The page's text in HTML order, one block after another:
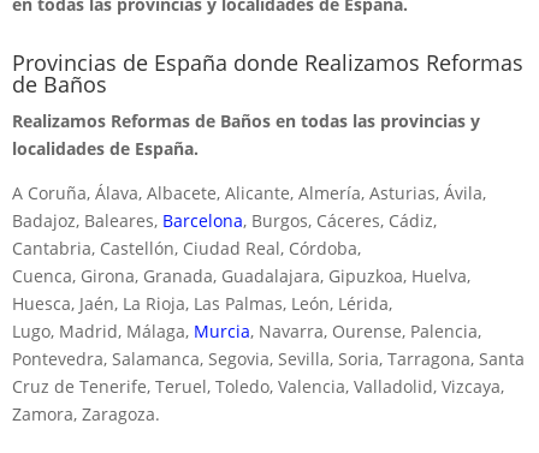
en todas las provincias y localidades de España.
Provincias de España donde Realizamos Reformas
de Baños
Realizamos Reformas de Baños en todas las provincias y
localidades de España.
A Coruña, Álava, Albacete, Alicante, Almería, Asturias, Ávila,
Badajoz, Baleares, Barcelona, Burgos, Cáceres, Cádiz,
Cantabria, Castellón, Ciudad Real, Córdoba,
Cuenca, Girona, Granada, Guadalajara, Gipuzkoa, Huelva,
Huesca, Jaén, La Rioja, Las Palmas, León, Lérida,
Lugo, Madrid, Málaga, Murcia, Navarra, Ourense, Palencia,
Pontevedra, Salamanca, Segovia, Sevilla, Soria, Tarragona, Santa
Cruz de Tenerife, Teruel, Toledo, Valencia, Valladolid, Vizcaya,
Zamora, Zaragoza.